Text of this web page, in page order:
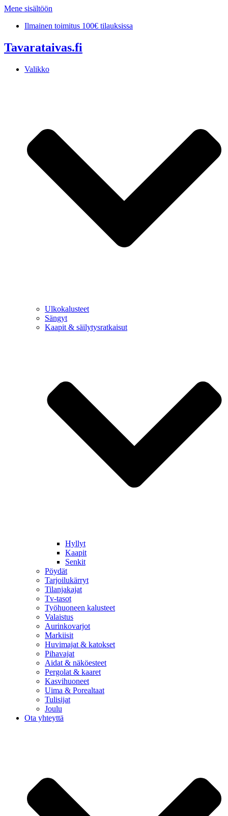
Mene sisältöön
Ilmainen toimitus 100€ tilauksissa
Tavarataivas.fi
Valikko
Ulkokalusteet
Sängyt
Kaapit & säilytysratkaisut
Hyllyt
Kaapit
Senkit
Pöydät
Tarjoilukärryt
Tilanjakajat
Tv-tasot
Työhuoneen kalusteet
Valaistus
Aurinkovarjot
Markiisit
Huvimajat & katokset
Pihavajat
Aidat & näköesteet
Pergolat & kaaret
Kasvihuoneet
Uima & Porealtaat
Tulisijat
Joulu
Ota yhteyttä